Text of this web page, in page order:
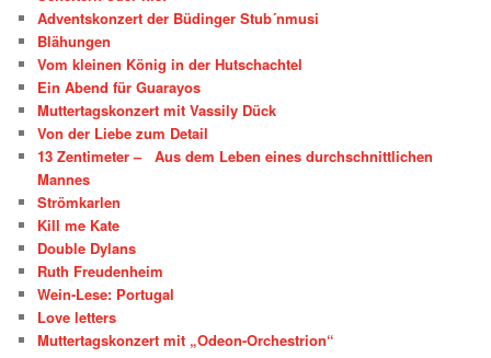
Adventskonzert der Büdinger Stub´nmusi
Blähungen
Vom kleinen König in der Hutschachtel
Ein Abend für Guarayos
Muttertagskonzert mit Vassily Dück
Von der Liebe zum Detail
13 Zentimeter – Aus dem Leben eines durchschnittlichen
Mannes
Strömkarlen
Kill me Kate
Double Dylans
Ruth Freudenheim
Wein-Lese: Portugal
Love letters
Muttertagskonzert mit „Odeon-Orchestrion“